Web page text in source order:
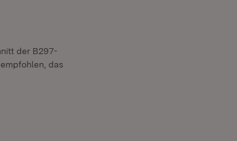
der B297-
das